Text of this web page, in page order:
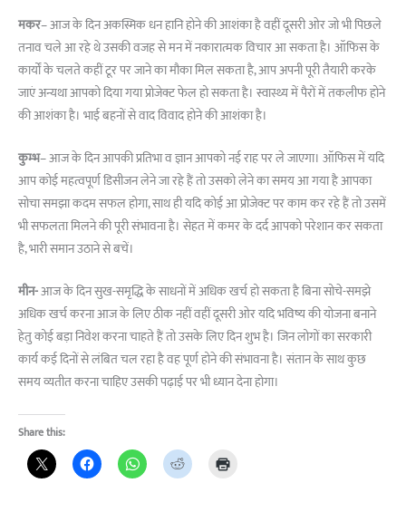
मकर– आज के दिन अकस्मिक धन हानि होने की आशंका है वहीं दूसरी ओर जो भी पिछले
तनाव चले आ रहे थे उसकी वजह से मन में नकारात्मक विचार आ सकता है। ऑफिस के
कार्यों के चलते कहीं टूर पर जाने का मौका मिल सकता है, आप अपनी पूरी तैयारी करके
जाएं अन्यथा आपको दिया गया प्रोजेक्ट फेल हो सकता है। स्वास्थ्य में पैरों में तकलीफ होने
की आशंका है। भाई बहनों से वाद विवाद होने की आशंका है।
कुम्भ– आज के दिन आपकी प्रतिभा व ज्ञान आपको नई राह पर ले जाएगा। ऑफिस में यदि
आप कोई महत्वपूर्ण डिसीजन लेने जा रहे हैं तो उसको लेने का समय आ गया है आपका
सोचा समझा कदम सफल होगा, साथ ही यदि कोई आ प्रोजेक्ट पर काम कर रहे हैं तो उसमें
भी सफलता मिलने की पूरी संभावना है। सेहत में कमर के दर्द आपको परेशान कर सकता
है, भारी समान उठाने से बचें।
मीन-आज के दिन सुख-समृद्धि के साधनों में अधिक खर्च हो सकता है बिना सोचे-समझे
अधिक खर्च करना आज के लिए ठीक नहीं वहीं दूसरी ओर यदि भविष्य की योजना बनाने
हेतु कोई बड़ा निवेश करना चाहते हैं तो उसके लिए दिन शुभ है। जिन लोगों का सरकारी
कार्य कई दिनों से लंबित चल रहा है वह पूर्ण होने की संभावना है। संतान के साथ कुछ
समय व्यतीत करना चाहिए उसकी पढ़ाई पर भी ध्यान देना होगा।
Share this: